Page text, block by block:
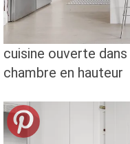
cuisine ouverte
chambre en hauteur